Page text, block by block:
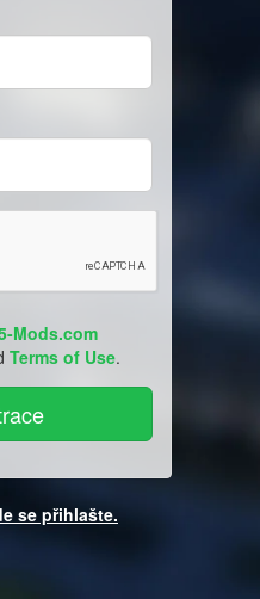
Mods.com
Terms of Use.
se přihlašte.